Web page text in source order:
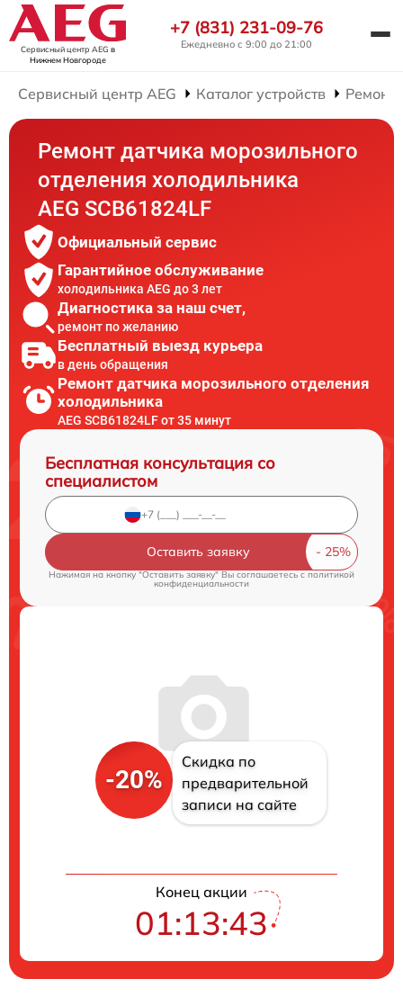
Сервисный центр AEG в
Нижнем Новгороде
+7 (831) 231-09-76
Ежедневно с 9:00 до 21:00
Сервисный центр AEG Каталог устройств Ремонт
Ремонт датчика морозильного
отделения холодильника
AEG SCB61824LF
Официальный сервис
Гарантийное обслуживание
холодильника AEG до 3 лет
Диагностика за наш счет,
ремонт по желанию
Бесплатный выезд курьера
в день обращения
Ремонт датчика морозильного отделения
холодильника
AEG SCB61824LF от 35 минут
Бесплатная консультация со
специалистом
Оставить заявку
Нажимая на кнопку "Оставить заявку" Вы соглашаетесь cполитикой
конфиденциальности
-20%
Скидка по
предварительной
записи на сайте
Конец акции
01:13:42